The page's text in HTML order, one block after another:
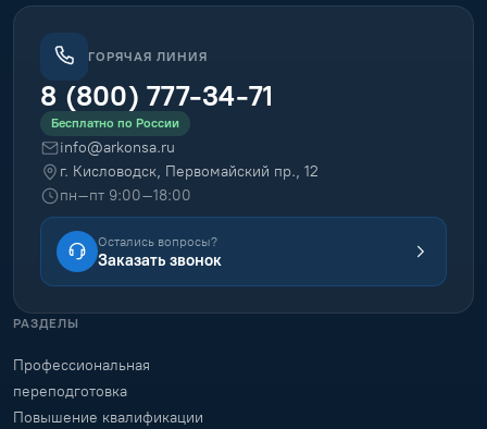
ГОРЯЧАЯ ЛИНИЯ
8 (800) 777-34-71
Бесплатно по России
info@arkonsa.ru
г. Кисловодск, Первомайский пр., 12
пн–пт 9:00–18:00
Остались вопросы?
Заказать звонок
РАЗДЕЛЫ
Профессиональная
переподготовка
Повышение квалификации